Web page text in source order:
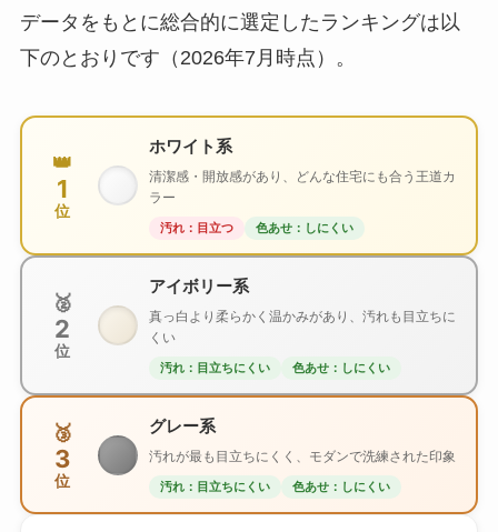
データをもとに総合的に選定したランキングは以
下のとおりです（2026年7月時点）。
👑
1
位
ホワイト系
清潔感・開放感があり、どんな住宅にも合う王道カ
ラー
汚れ：目立つ 色あせ：しにくい
🥈
2
位
アイボリー系
真っ白より柔らかく温かみがあり、汚れも目立ちに
くい
汚れ：目立ちにくい 色あせ：しにくい
🥉
3
位
グレー系
汚れが最も目立ちにくく、モダンで洗練された印象
汚れ：目立ちにくい 色あせ：しにくい